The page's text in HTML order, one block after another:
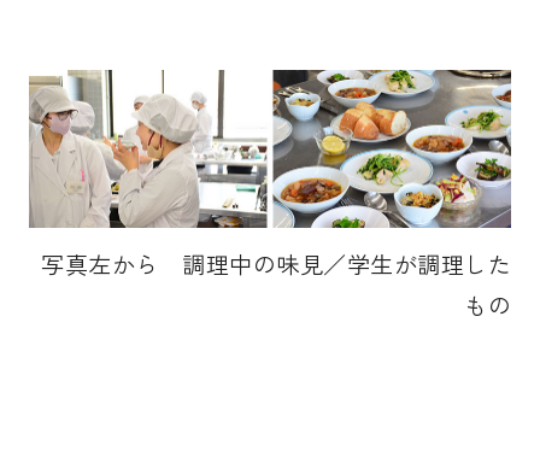
写真左から 調理中の味見／学生が調理した
もの